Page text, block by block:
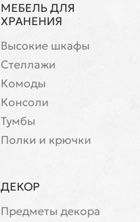
МЕБЕЛЬ ДЛЯ
ХРАНЕНИЯ
Высокие шкафы
Стеллажи
Комоды
Консоли
Тумбы
Полки и крючки
ДЕКОР
Предметы декора